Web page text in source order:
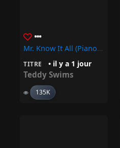
Mr. Know It All (Piano Version) – Teddy Swims
TITRE • il y a 1 jour
Teddy Swims
135K